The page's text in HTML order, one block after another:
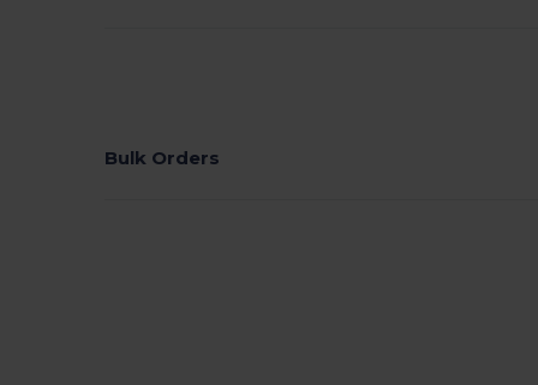
Bulk Orders